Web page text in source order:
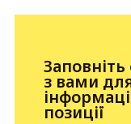
з вами
позиції